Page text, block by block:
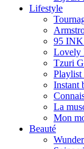
Lifestyle
95
Lovely
Tzuri
Playlist
Instant
La
Mon
Beauté